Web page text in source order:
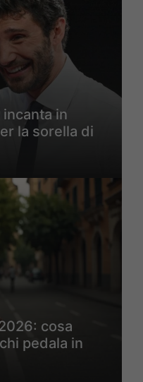
in
la sorella di
cosa
pedala in